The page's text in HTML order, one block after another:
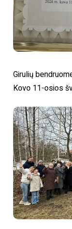
Girulių
Kovo 11-osios